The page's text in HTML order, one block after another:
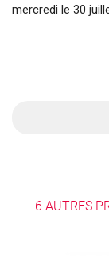
mercredi le 30
6 AUTRES